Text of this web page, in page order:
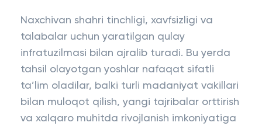
Naxchivan shahri tinchligi, xavfsizligi va
talabalar uchun yaratilgan qulay
infratuzilmasi bilan ajralib turadi. Bu yerda
tahsil olayotgan yoshlar nafaqat sifatli
ta’lim oladilar, balki turli madaniyat vakillari
bilan muloqot qilish, yangi tajribalar orttirish
va xalqaro muhitda rivojlanish imkoniyatiga